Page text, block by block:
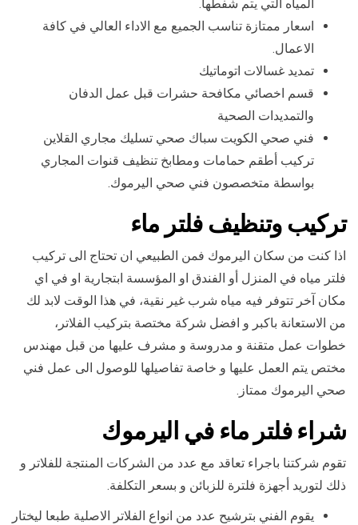
المياه التي يتم شفطها.
اسعار ممتازة تناسب الجميع مع الاداء العالي في كافة
الاعمال.
تمديد غسالات اتوماتيك
قسم اخصائي مكافحة حشرات قبل عمل الدفان
والتمديدات الصحية
فني صحي الكويت سباك صحي تسليك مجاري القلاين
تركيب أطقم حمامات ومطابخ تنظيف قنوات المجاري
بواسطة متخصصون فني صحي اليرموك.
تركيب وتنظيف فلتر ماء
اذا كنت من سكان اليرموك فمن الطبيعي ان تحتاج الى تركيب
فلتر مياه في المنزل أو الفندق او المؤسسة ابتجارية او في اي
مكان آخر تتوفر فيه مياه شرب غير نقية، في هذا الوقت لابد لك
من الاستعانة باكبر و افضل شركة مختصة بتركيب الفلاتر،
خطوات عمل متقنة و مدروسة و مشرف عليها من قبل مهندس
مختص يتم العمل عليها و خاصة تفاصيلها للوصول الى عمل فني
صحي اليرموك ممتاز.
شراء فلتر ماء في اليرموك
تقوم شركتنا باجراء تعاقد مع عدد من الشركات المنتجة للفلاتر و
ذلك لتوريد أجهزة فلترة للزبائن و بسعر التكلفة.
يقوم الفني بترشيح عدد من انواع الفلاتر الاصلية طبعا ليختار